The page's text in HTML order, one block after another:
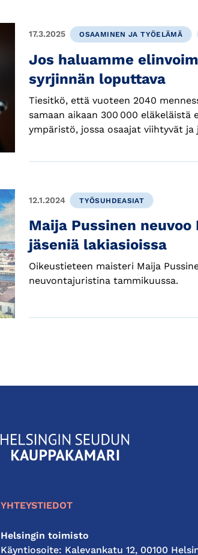
17.3.2025 OSAAMINEN JA TYÖELÄMÄ
Jos haluamme
syrjinnän loputtava
Tiesitkö, että vuoteen 2040
samaan aikaan 300 000 eläkeläistä
ympäristö, jossa osaajat viihtyvät
12.1.2024 TYÖSUHDEASIAT
Maija Pussinen
jäseniä lakiasioissa
Oikeustieteen maisteri Maija
neuvontajuristina tammikuussa.
KauppakamariHelsingin
seudun
YHTEYSTIEDOT
Helsingin toimisto
Käyntiosoite: Kalevankatu 12, 00100